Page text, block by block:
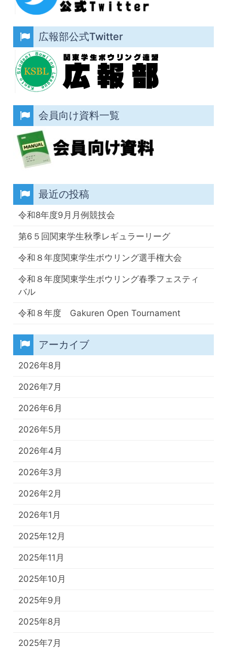
広報部公式Twitter
会員向け資料一覧
最近の投稿
令和8年度9月月例競技会
第6５回関東学生秋季レギュラーリーグ
令和８年度関東学生ボウリング選手権大会
令和８年度関東学生ボウリング春季フェスティ
バル
令和８年度 Gakuren Open Tournament
アーカイブ
2026年8月
2026年7月
2026年6月
2026年5月
2026年4月
2026年3月
2026年2月
2026年1月
2025年12月
2025年11月
2025年10月
2025年9月
2025年8月
2025年7月